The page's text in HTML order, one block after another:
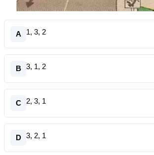
A 1, 3, 2
B 3, 1, 2
C 2, 3, 1
D 3, 2, 1